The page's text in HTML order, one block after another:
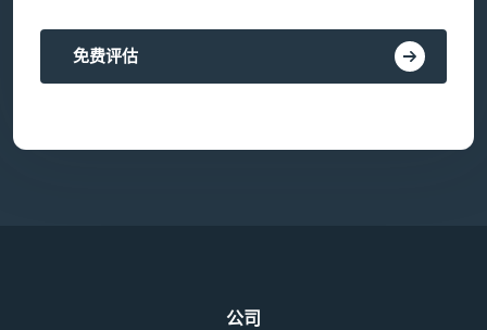
免费评估
公司